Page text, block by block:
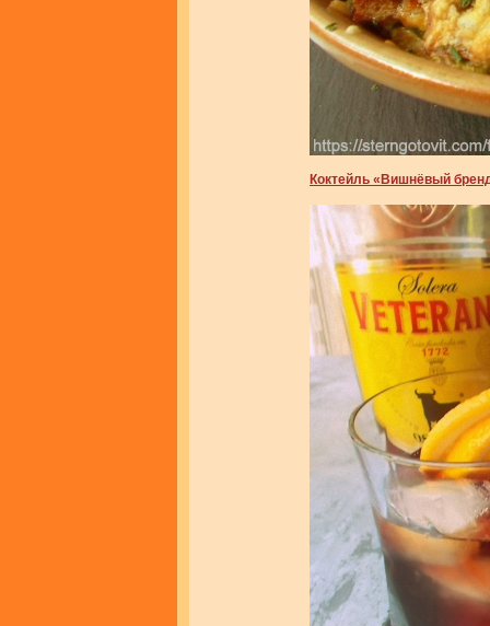
Коктейль «Вишнёвый